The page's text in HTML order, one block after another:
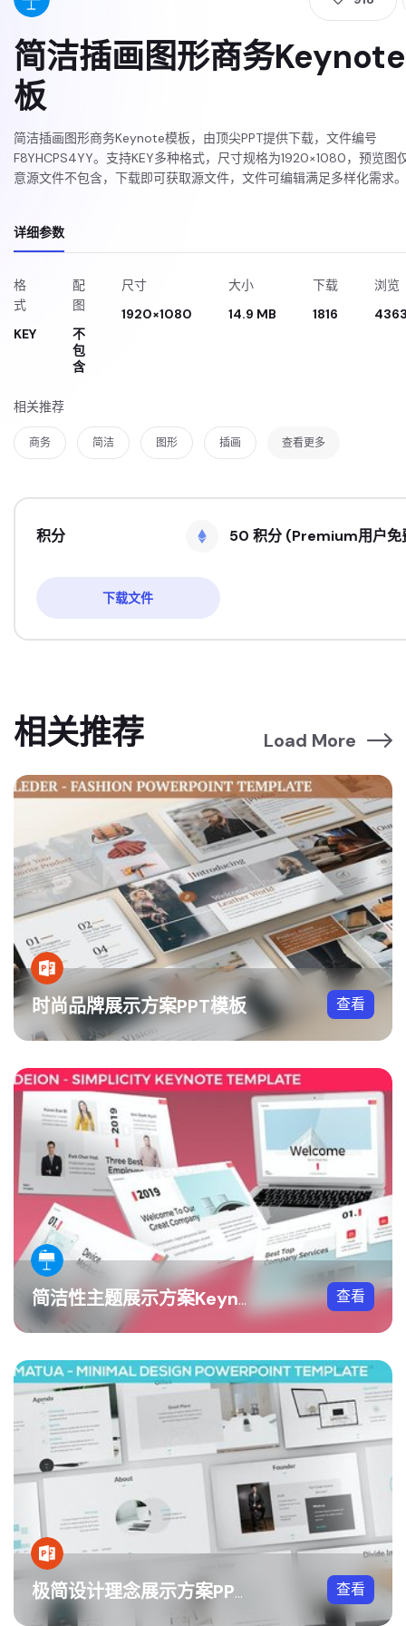
简洁插画图形商务
板
简洁插画图形商务Keynote模板，由顶尖PPT提供下载，文件编号
F8YHCPS4YY。支持KEY多种格式，尺寸规格为1920×1080，预览图
意源文件不包含，下载即可获取源文件，文件可编辑满足多样化需求。
详细参数
格
式
KEY
配
图
不
包
含
尺寸
1920×1080
大小
14.9 MB
下载
1816
浏览
相关推荐
商务 简洁 图形 插画 查看更多
积分 50 积分 (Premium用户免
下载文件
相关推荐 Load More
时尚品牌展示方案PPT模板 查看
简洁性主题展示方案Keynote模板 查看
极简设计理念展示方案PPT模板 查看